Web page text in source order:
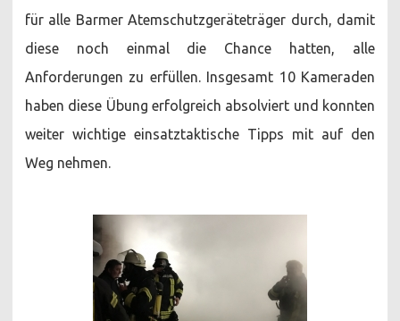
für alle Barmer Atemschutzgeräteträger durch, damit
diese noch einmal die Chance hatten, alle
Anforderungen zu erfüllen. Insgesamt 10 Kameraden
haben diese Übung erfolgreich absolviert und konnten
weiter wichtige einsatztaktische Tipps mit auf den
Weg nehmen.